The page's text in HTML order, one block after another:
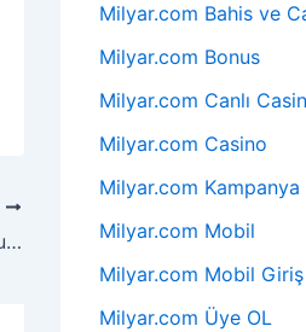
La Liga’da Kritik Viraj: Şampiyonluk Yolunda Zorlu Sınav
Milyar.com Bahis ve
Milyar.com Bonus
Milyar.com Canlı
Milyar.com Casino
Milyar.com Kampanya
Milyar.com Mobil
Milyar.com Mobil Giriş
Milyar.com Üye OL